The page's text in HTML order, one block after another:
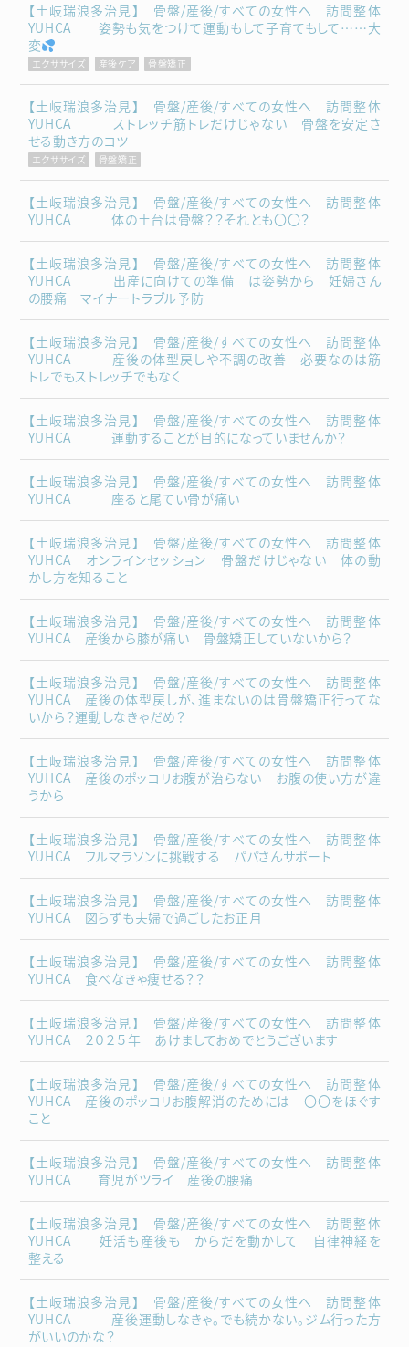
【土岐瑞浪多治見】 骨盤/産後/すべての女性へ 訪問整体
YUHCA 姿勢も気をつけて運動もして子育てもして……大
変
エクササイズ 産後ケア 骨盤矯正
【土岐瑞浪多治見】 骨盤/産後/すべての女性へ 訪問整体
YUHCA ストレッチ筋トレだけじゃない 骨盤を安定さ
せる動き方のコツ
エクササイズ 骨盤矯正
【土岐瑞浪多治見】 骨盤/産後/すべての女性へ 訪問整体
YUHCA 体の土台は骨盤？？それとも〇〇？
【土岐瑞浪多治見】 骨盤/産後/すべての女性へ 訪問整体
YUHCA 出産に向けての準備 は姿勢から 妊婦さん
の腰痛 マイナートラブル予防
【土岐瑞浪多治見】 骨盤/産後/すべての女性へ 訪問整体
YUHCA 産後の体型戻しや不調の改善 必要なのは筋
トレでもストレッチでもなく
【土岐瑞浪多治見】 骨盤/産後/すべての女性へ 訪問整体
YUHCA 運動することが目的になっていませんか？
【土岐瑞浪多治見】 骨盤/産後/すべての女性へ 訪問整体
YUHCA 座ると尾てい骨が痛い
【土岐瑞浪多治見】 骨盤/産後/すべての女性へ 訪問整体
YUHCA オンラインセッション 骨盤だけじゃない 体の動
かし方を知ること
【土岐瑞浪多治見】 骨盤/産後/すべての女性へ 訪問整体
YUHCA 産後から膝が痛い 骨盤矯正していないから？
【土岐瑞浪多治見】 骨盤/産後/すべての女性へ 訪問整体
YUHCA 産後の体型戻しが、進まないのは骨盤矯正行ってな
いから？運動しなきゃだめ？
【土岐瑞浪多治見】 骨盤/産後/すべての女性へ 訪問整体
YUHCA 産後のポッコリお腹が治らない お腹の使い方が違
うから
【土岐瑞浪多治見】 骨盤/産後/すべての女性へ 訪問整体
YUHCA フルマラソンに挑戦する パパさんサポート
【土岐瑞浪多治見】 骨盤/産後/すべての女性へ 訪問整体
YUHCA 図らずも夫婦で過ごしたお正月
【土岐瑞浪多治見】 骨盤/産後/すべての女性へ 訪問整体
YUHCA 食べなきゃ痩せる？？
【土岐瑞浪多治見】 骨盤/産後/すべての女性へ 訪問整体
YUHCA ２０２５年 あけましておめでとうございます
【土岐瑞浪多治見】 骨盤/産後/すべての女性へ 訪問整体
YUHCA 産後のポッコリお腹解消のためには 〇〇をほぐす
こと
【土岐瑞浪多治見】 骨盤/産後/すべての女性へ 訪問整体
YUHCA 育児がツライ 産後の腰痛
【土岐瑞浪多治見】 骨盤/産後/すべての女性へ 訪問整体
YUHCA 妊活も産後も からだを動かして 自律神経を
整える
【土岐瑞浪多治見】 骨盤/産後/すべての女性へ 訪問整体
YUHCA 産後運動しなきゃ。でも続かない。ジム行った方
がいいのかな？